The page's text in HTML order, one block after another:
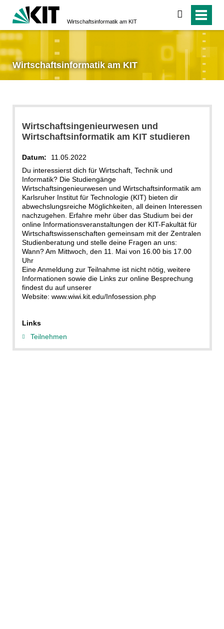
Wirtschaftsinformatik am KIT
suchen
Wirtschaftsinformatik am KIT
Wirtschaftsingenieurwesen und
Wirtschaftsinformatik am KIT studieren
Datum:
11.05.2022
Du interessierst dich für Wirtschaft, Technik und
Informatik? Die Studiengänge
Wirtschaftsingenieurwesen und Wirtschaftsinformatik am
Karlsruher Institut für Technologie (KIT) bieten dir
abwechslungsreiche Möglichkeiten, all deinen Interessen
nachzugehen. Erfahre mehr über das Studium bei der
online Informationsveranstaltungen der KIT-Fakultät für
Wirtschaftswissenschaften gemeinsam mit der Zentralen
Studienberatung und stelle deine Fragen an uns:
Wann? Am Mittwoch, den 11. Mai von 16.00 bis 17.00
Uhr
Eine Anmeldung zur Teilnahme ist nicht nötig, weitere
Informationen sowie die Links zur online Besprechung
findest du auf unserer
Website: www.wiwi.kit.edu/Infosession.php
Links
Teilnehmen